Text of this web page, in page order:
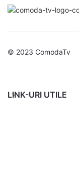
© 2023 ComodaTv
LINK-URI UTILE